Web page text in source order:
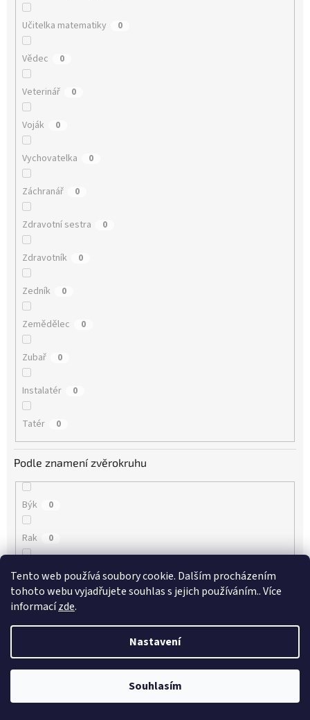
Tento web používá soubory cookie. Dalším procházením
tohoto webu vyjadřujete souhlas s jejich používáním.. Více
informacízde.
Nastavení
Souhlasím
Učitelka matematiky 0
Vědec 0
Veterinář 0
Voják 0
Vychovatelka 0
Záchranář 0
Zdravotní sestra 0
Zdravotník 0
Zedník 0
Zemědělec 0
Zubař 0
Instalatér 0
Tatér 0
Podle znamení zvěrokruhu
Býk 0
Rak 0
Panna 0
Štír 0
Vodnář 0
Ryby 0